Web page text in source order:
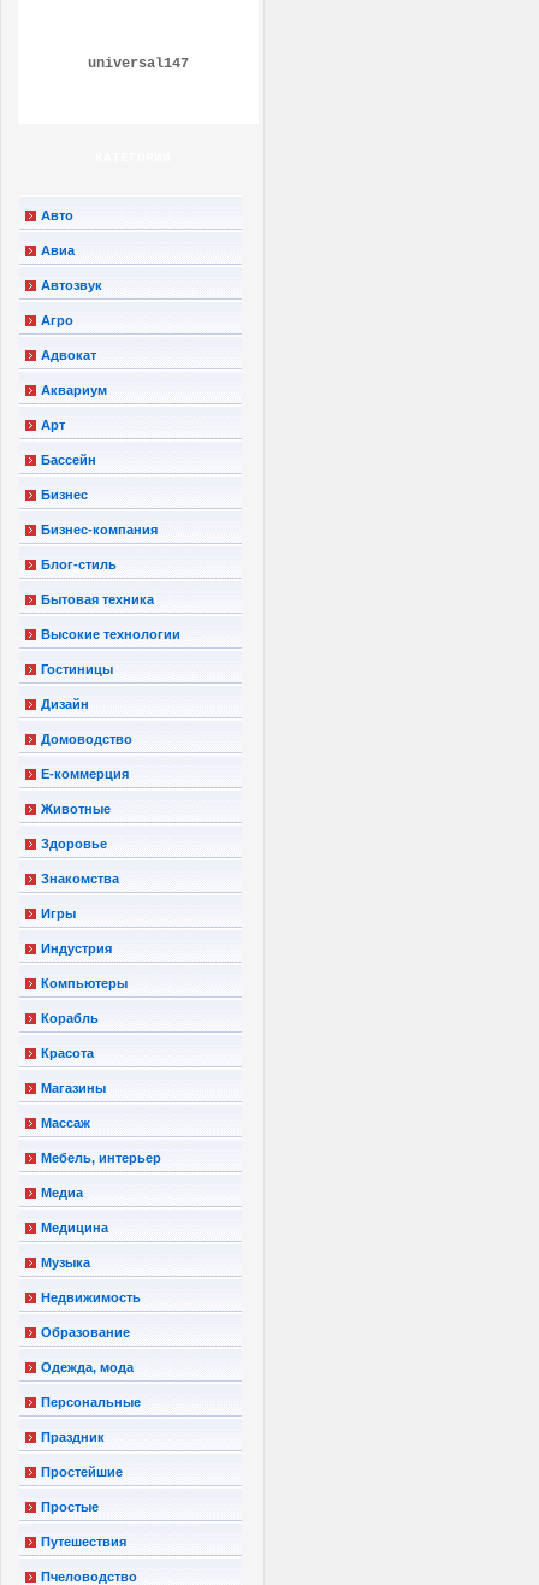
universal147
Авто
Авиа
Автозвук
Агро
Адвокат
Аквариум
Арт
Бассейн
Бизнес
Бизнес-компания
Блог-стиль
Бытовая техника
Высокие технологии
Гостиницы
Дизайн
Домоводство
Е-коммерция
Животные
Здоровье
Знакомства
Игры
Индустрия
Компьютеры
Корабль
Красота
Магазины
Массаж
Мебель, интерьер
Медиа
Медицина
Музыка
Недвижимость
Образование
Одежда, мода
Персональные
Праздник
Простейшие
Простые
Путешествия
Пчеловодство